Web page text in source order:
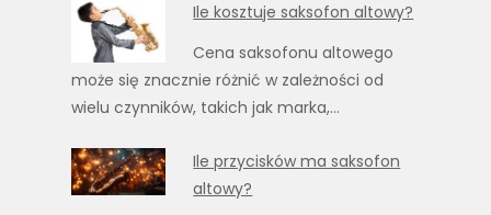
Ile kosztuje saksofon altowy?
Cena saksofonu altowego
może się znacznie różnić w zależności od
wielu czynników, takich jak marka,…
Ile przycisków ma saksofon
altowy?